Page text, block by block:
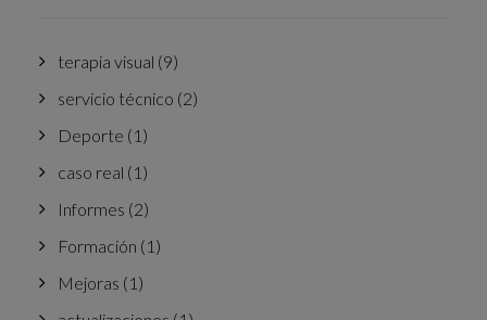
terapia visual (9)
servicio técnico (2)
Deporte (1)
caso real (1)
Informes (2)
Formación (1)
Mejoras (1)